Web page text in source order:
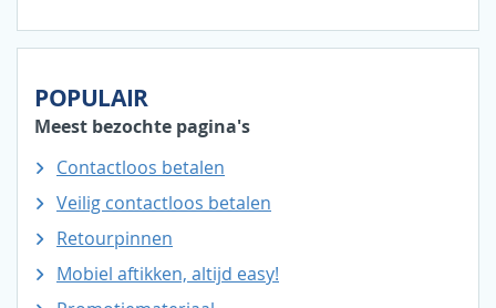
POPULAIR
Meest bezochte pagina's
Contactloos betalen
Veilig contactloos betalen
Retourpinnen
Mobiel aftikken, altijd easy!